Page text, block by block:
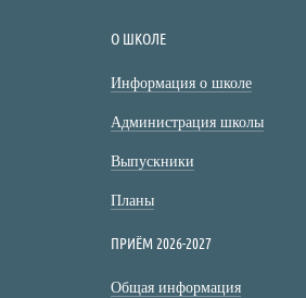
О ШКОЛЕ
Информация о школе
Администрация школы
Выпускники
Планы
ПРИЁМ 2026-2027
Общая информация